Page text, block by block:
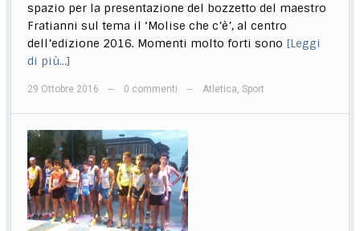
spazio per la presentazione del bozzetto del maestro
Fratianni sul tema il ‘Molise che c’è’, al centro
dell’edizione 2016. Momenti molto forti sono [Leggi
di più…]
29 Ottobre 2016 — 0 commenti — Atletica,Sport